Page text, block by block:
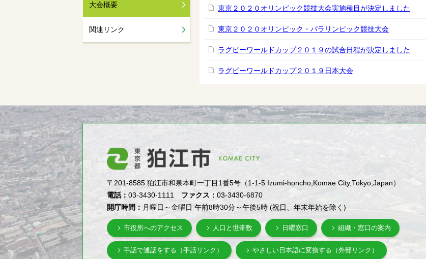
大会概要
関連リンク
東京２０２０オリンピック競技大会実施種目が決定しました
東京２０２０オリンピック・パラリンピック競技大会
ラグビーワールドカップ２０１９の試合日程が決定しました
ラグビーワールドカップ２０１９日本大会
〒201-8585 狛江市和泉本町一丁目1番5号（1-1-5 Izumi-honcho,Komae City,Tokyo,Japan）
電話：03-3430-1111 ファクス：03-3430-6870
開庁時間： 月曜日～金曜日 午前8時30分～午後5時 (祝日、年末年始を除く)
市役所へのアクセス 人口と世帯数 日曜窓口 組織・窓口の案内
手話で通話をする（手話リンク） やさしい日本語に変換する（外部リンク）